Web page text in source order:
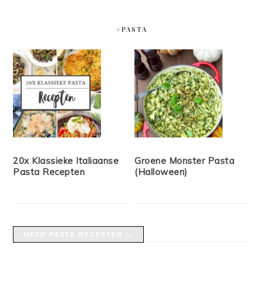
#PASTA
20x Klassieke Italiaanse
Pasta Recepten
Groene Monster Pasta
(Halloween)